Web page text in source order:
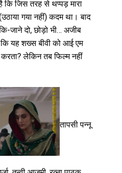
जिस तरह से थप्पड़ मारा
गया नहीं) कदम था। बाद
जाने दो, छोड़ो भी… अजीब
यह शख्स बीवी को आई एम
करता? लेकिन तब फिल्म नहीं
तापसी पन्नू